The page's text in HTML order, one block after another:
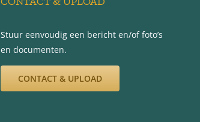
Stuur eenvoudig een bericht en/of foto’s
en documenten.
CONTACT & UPLOAD